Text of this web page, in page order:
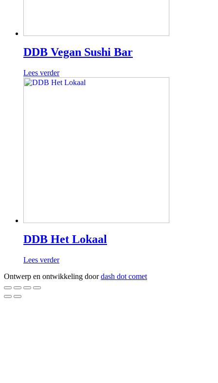
DDB Vegan Sushi Bar
Lees verder
DDB Het Lokaal
Lees verder
Ontwerp en ontwikkeling doordash dot comet